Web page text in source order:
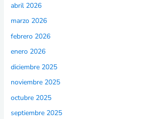
abril 2026
marzo 2026
febrero 2026
enero 2026
diciembre 2025
noviembre 2025
octubre 2025
septiembre 2025